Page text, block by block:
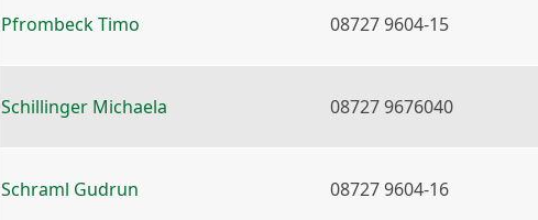
Pfrombeck Timo 08727 9604-15
Schillinger Michaela 08727 9676040
Schraml Gudrun 08727 9604-16